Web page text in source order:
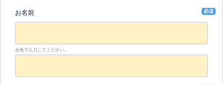
お名前 必須
全角で入力してください。